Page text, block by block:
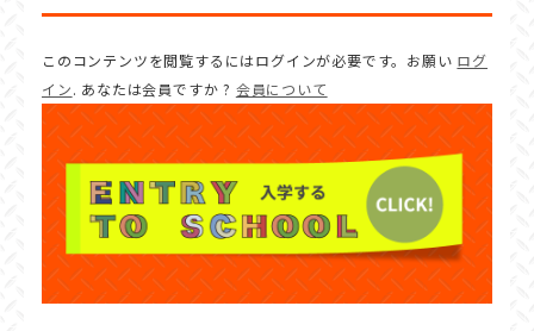
このコンテンツを閲覧するにはログインが必要です。お願い ログ
イン. あなたは会員ですか ? 会員について